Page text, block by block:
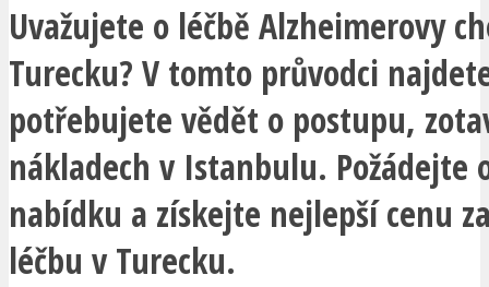
Uvažujete o léčbě Alzheimerovy
Turecku? V tomto průvodci
potřebujete vědět o postupu,
nákladech v Istanbulu. Požádejte
nabídku a získejte nejlepší cenu
léčbu v Turecku.